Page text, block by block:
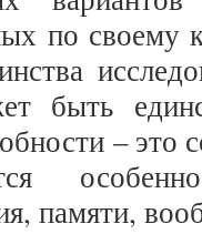
по своему
быть
– это
памяти,